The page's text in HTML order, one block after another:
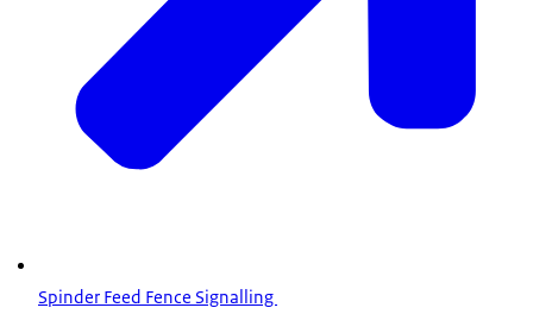
Spinder Feed Fence Signalling